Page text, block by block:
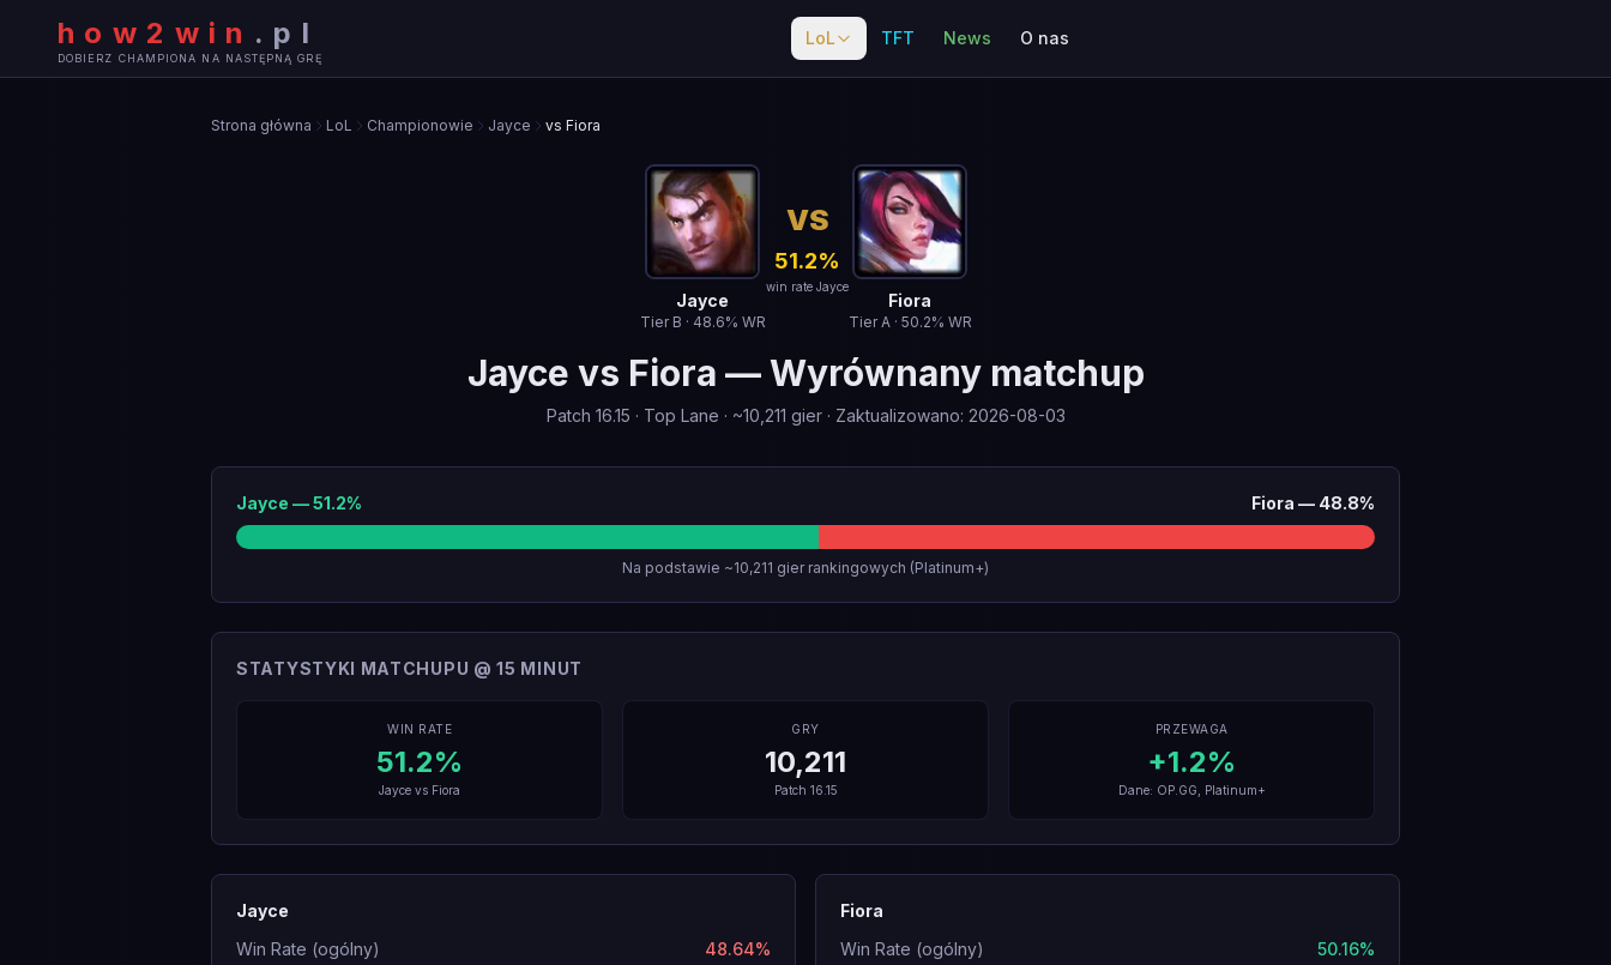
how2win . pl
DOBIERZ CHAMPIONA NA NASTĘPNĄ GRĘ
LoL TFT News O nas
Strona główna LoL Championowie Jayce vs Fiora
Jayce
Tier B · 48.6% WR
VS
51.2%
win rate Jayce
Fiora
TierA· 50.2% WR
Jayce vs Fiora —Wyrównany matchup
Patch 16.15 · Top Lane · ~10,211 gier· Zaktualizowano: 2026-08-03
Jayce —51.2% Fiora — 48.8%
Na podstawie ~10,211 gier rankingowych (Platinum+)
STATYSTYKI MATCHUPU @ 15 MINUT
WIN RATE
51.2%
Jayce vs Fiora
GRY
10,211
Patch 16.15
PRZEWAGA
+1.2%
Dane: OP.GG, Platinum+
Jayce
Win Rate (ogólny)
48.64%
Fiora
Win Rate (ogólny)
50.16%